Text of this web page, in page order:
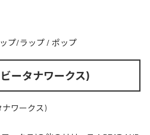
プ/ラップ / ポップ
ビータナワークス)